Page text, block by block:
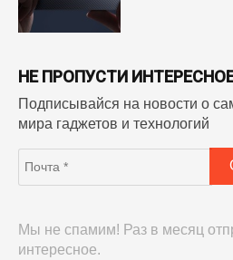
НЕ ПРОПУСТИ
Подписывайся на новости о
мира гаджетов и технологий
Мы не спамим! Раз в месяц
интересное.